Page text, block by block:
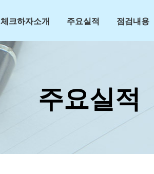
체크하자소개 주요실적 점검내용
주요실적